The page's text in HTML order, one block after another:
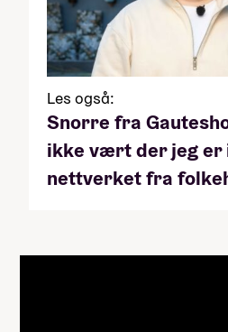
Les også:
Snorre fra
ikke vært der jeg er
nettverket fra